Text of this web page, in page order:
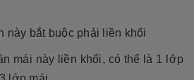
này bắt buộc phải liền khối
mái này liền khối, có thể là 1 lớp